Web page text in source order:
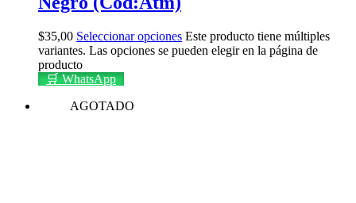
$35,00 Seleccionar opciones Este producto tiene múltiples
variantes. Las opciones se pueden elegir en la página de
producto
🛒 WhatsApp
AGOTADO